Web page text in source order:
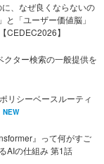
、なぜ良くならないの
「ユーザー価値脳」
CEDEC2026】
ター検索の一般提供を
リシーベースルーティ
NEW
』って何がすご
AIの仕組み 第1話